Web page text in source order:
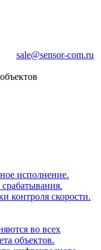
sale@sensor-com.ru
исполнение.
контроля скорости.
во всех
объектов.